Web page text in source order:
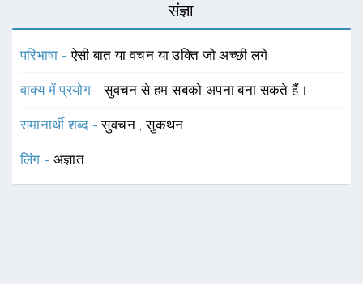
संज्ञा
परिभाषा -ऐसी बात या वचन या उक्ति जो अच्छी लगे
वाक्य में प्रयोग -सुवचन से हम सबको अपना बना सकते हैं।
समानार्थी शब्द -सुवचन ,सुकथन
लिंग - अज्ञात